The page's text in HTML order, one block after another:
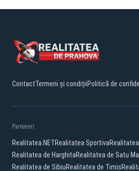
ContactTermeni și condițiiPolitică de
Parteneri:
Realitatea.NETRealitatea Sportiva
Realitatea de HarghitaRealitatea de Satu
Realitatea de SibiuRealitatea de Timis